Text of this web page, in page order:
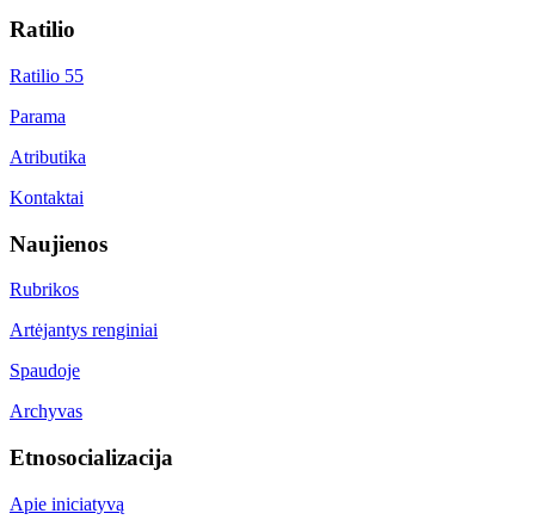
Ratilio
Ratilio 55
Parama
Atributika
Kontaktai
Naujienos
Rubrikos
Artėjantys renginiai
Spaudoje
Archyvas
Etnosocializacija
Apie iniciatyvą